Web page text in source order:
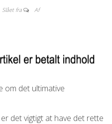
Slået fra Af
om det ultimative
det vigtigt at have det rette